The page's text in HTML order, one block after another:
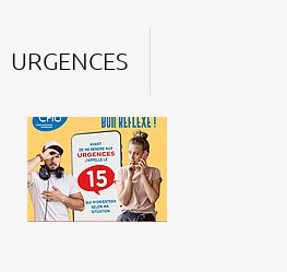
URGENCES